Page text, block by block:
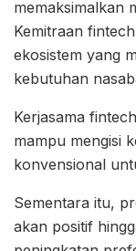
memaksimalkan
Kemitraan
ekosistem yang
kebutuhan
Kerjasama
mampu mengisi
konvensional
Sementara itu,
akan positif